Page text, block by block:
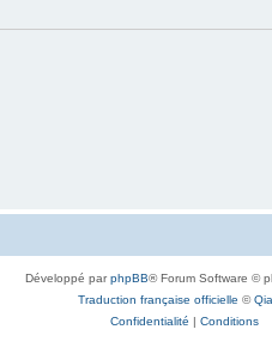
Développé parphpBB® Forum Software ©
Traduction française officielle ©
Confidentialité | Conditions